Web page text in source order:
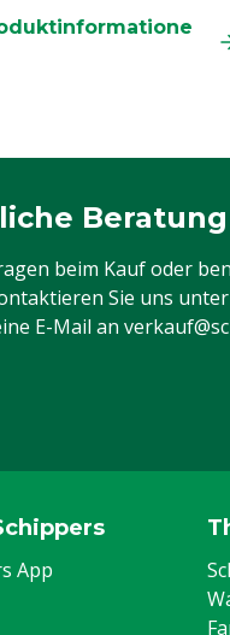
Beratung
beim Kauf oder
Sie uns unter
E-Mail an
App